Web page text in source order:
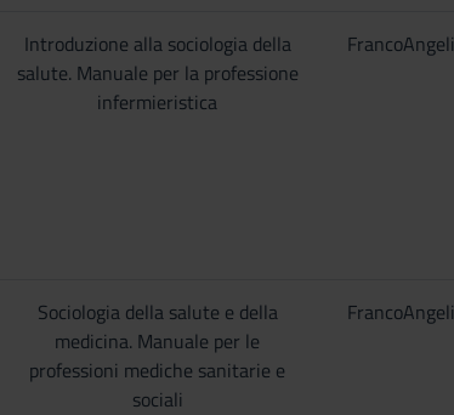
Introduzione alla sociologia della
salute. Manuale per la professione
infermieristica
FrancoAngeli
Sociologia della salute e della
medicina. Manuale per le
professioni mediche sanitarie e
sociali
FrancoAngeli